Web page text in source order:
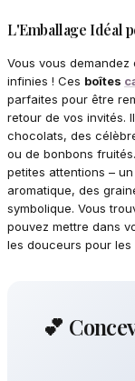
L'Emballage Idéal
Vous vous
infinies ! Ces boîtes
parfaites pour être
retour de vos invités.
chocolats, des
ou de bonbons
petites attentions –
aromatique, des
symbolique. Vous
pouvez mettre dans
les douceurs pour les
💕